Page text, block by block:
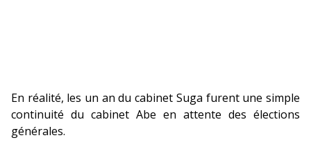
En réalité, les un an du cabinet Suga furent une simple
continuité du cabinet Abe en attente des élections
générales.